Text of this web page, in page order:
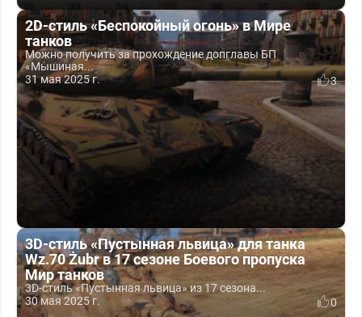
2D-стиль «Беспокойный огонь» в Мире
танков
Можно получить за прохождение допглавы БП
«Мышиная...
31 мая 2025 г.
3
3D-стиль «Пустынная львица» для танка
Wz.70 Żubr в 17 сезоне Боевого пропуска
Мир танков
3D-стиль «Пустынная львица» из 17 сезона...
30 мая 2025 г.
0